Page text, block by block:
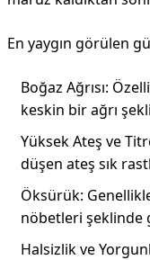
En yaygın görülen
Boğaz Ağrısı:
keskin bir ağrı
Yüksek Ateş ve
düşen ateş sık
Öksürük:
nöbetleri şeklinde
Halsizlik ve